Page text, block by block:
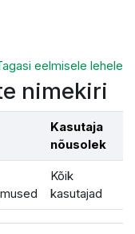
eelmisele lehele
nimekiri
Kasutaja
nõusolek
Kõik
kasutajad